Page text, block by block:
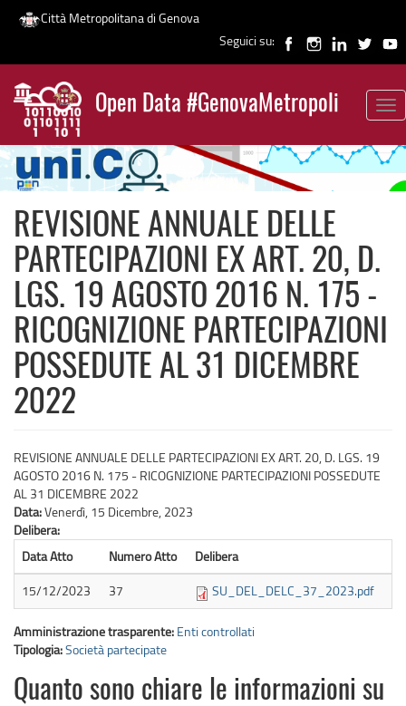
Salta
contenuto
principale
Città Metropolitana di Genova
Seguici su:
Open Data #GenovaMetropoli
News
REVISIONE ANNUALE DELLE
PARTECIPAZIONI EX ART. 20, D.
LGS. 19 AGOSTO 2016 N. 175 -
RICOGNIZIONE PARTECIPAZIONI
POSSEDUTE AL 31 DICEMBRE
2022
REVISIONE ANNUALE DELLE PARTECIPAZIONI EX ART. 20, D. LGS. 19
AGOSTO 2016 N. 175 - RICOGNIZIONE PARTECIPAZIONI POSSEDUTE
AL 31 DICEMBRE 2022
Data:Venerdì, 15 Dicembre, 2023
Delibera:
Data Atto
Numero Atto
Delibera
15/12/2023
37 SU_DEL_DELC_37_2023.pdf
Amministrazione trasparente: Enti controllati
Tipologia:Società partecipate
Quanto sono chiare le informazioni su